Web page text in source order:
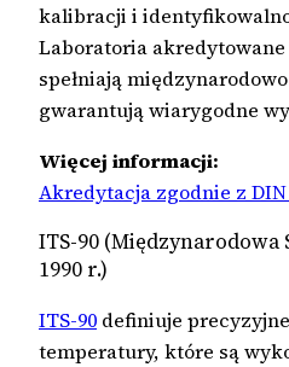
kalibracji i
Laboratoria
spełniają
gwarantują wiarygodne
Więcej informacji:
Akredytacja zgodnie z DIN
ITS-90
1990 r.)
ITS-90 definiuje
temperatury, które są